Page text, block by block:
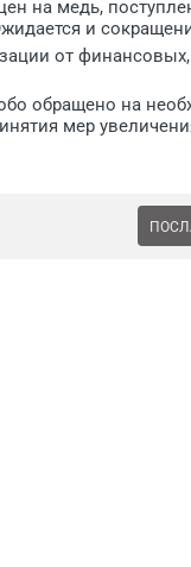
на медь,
и
от
обращено на
мер